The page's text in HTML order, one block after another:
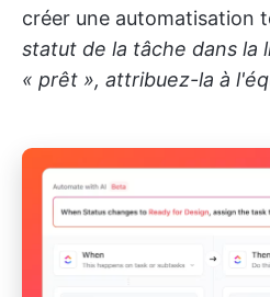
créer une automatisation
statut de la tâche dans la
« prêt », attribuez-la à